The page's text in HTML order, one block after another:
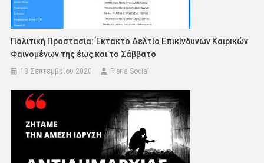
Πολιτική Προστασία: Έκτακτο Δελτίο Επικίνδυνων Καιρικών
Φαινομένων της έως και το Σάββατο
18 Σεπτεμβρίου 2020 Pieria Social